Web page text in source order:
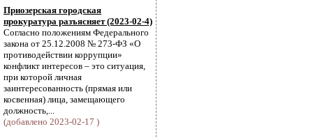
Приозерская городская
прокуратура разъясняет (2023-02-4)
Согласно положениям Федерального
закона от 25.12.2008 № 273-ФЗ «О
противодействии коррупции»
конфликт интересов – это ситуация,
при которой личная
заинтересованность (прямая или
косвенная) лица, замещающего
должность,...
(добавлено 2023-02-17 )